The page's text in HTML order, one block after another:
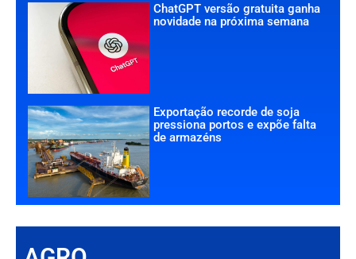
ChatGPT versão gratuita ganha
novidade na próxima semana
Exportação recorde de soja
pressiona portos e expõe falta
de armazéns